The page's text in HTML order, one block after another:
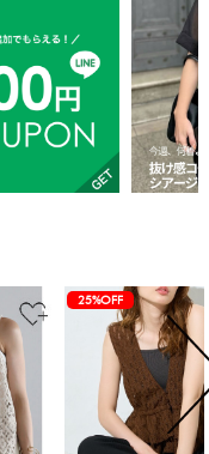
25%OFF